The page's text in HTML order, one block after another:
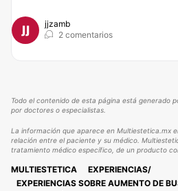
JJ
jjzamb
2 comentarios
Todo el contenido de esta página está generado
por doctores o especialistas.
La información que aparece en Multiestetica.mx
relación entre el paciente y su médico.
tratamiento médico específico, de un producto
MULTIESTETICA
EXPERIENCIAS
EXPERIENCIAS SOBRE AUMENTO DE